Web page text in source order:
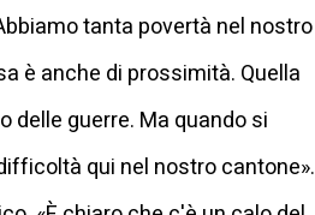
tanta povertà nel nostro
è anche di prossimità. Quella
delle guerre. Ma quando si
qui nel nostro cantone».